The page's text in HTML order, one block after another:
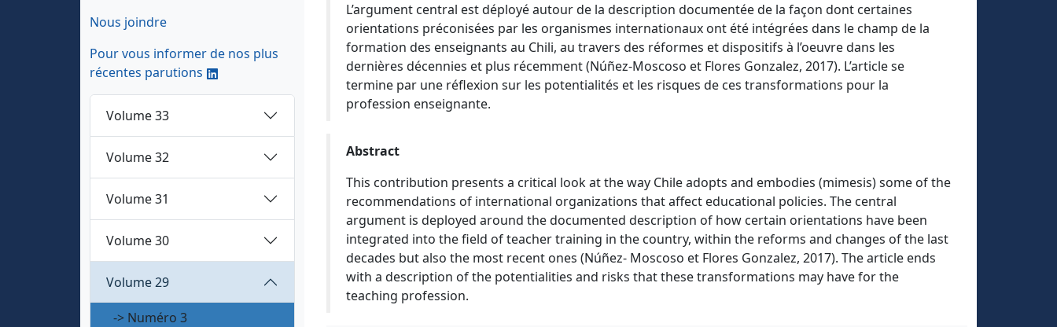
Nous joindre
Pour vous informer de nos plus
récentes parutions
Volume 33
Volume 32
Volume 31
Volume 30
Volume 29
-> Numéro 3
L’argument central est déployé autour de la description documentée de la façon dont certaines
orientations préconisées par les organismes internationaux ont été intégrées dans le champ de la
formation des enseignants au Chili, au travers des réformes et dispositifs à l’oeuvre dans les
dernières décennies et plus récemment (Núñez-Moscoso et Flores Gonzalez, 2017). L’article se
termine par une réflexion sur les potentialités et les risques de ces transformations pour la
profession enseignante.
Abstract
This contribution presents a critical look at the way Chile adopts and embodies (mimesis) some of the
recommendations of international organizations that affect educational policies. The central
argument is deployed around the documented description of how certain orientations have been
integrated into the field of teacher training in the country, within the reforms and changes of the last
decades but also the most recent ones (Núñez- Moscoso et Flores Gonzalez, 2017). The article ends
with a description of the potentialities and risks that these transformations may have for the
teaching profession.